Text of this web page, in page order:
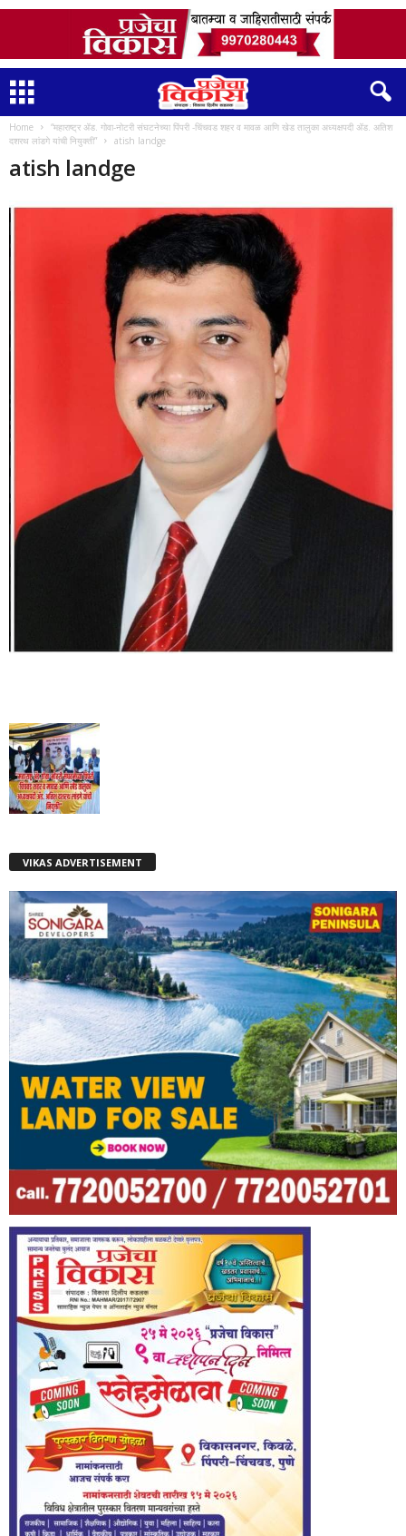
Home
“महाराष्ट्र अ‍ॅड. गोवा-नोटरी संघटनेच्या पिंपरी -चिंचवड शहर व मावळ आणि खेड तालुका अध्यक्षपदी अ‍ॅड. अतिश
दशरथ लांडगे यांची नियुक्ती”
atish landge
atish landge
VIKAS ADVERTISEMENT